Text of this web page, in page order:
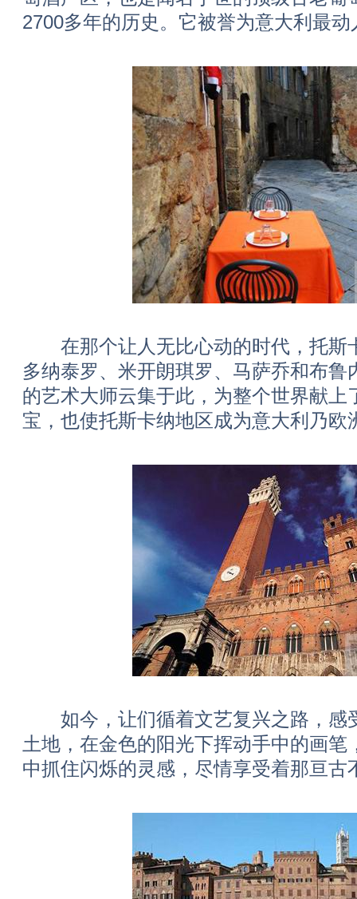
2700多年的历史。它被誉为意大利最动
在那个让人无比心动的时代，托斯
多纳泰罗、米开朗琪罗、马萨乔和布鲁
的艺术大师云集于此，为整个世界献上
宝，也使托斯卡纳地区成为意大利乃欧
如今，让们循着文艺复兴之路，感
土地，在金色的阳光下挥动手中的画笔
中抓住闪烁的灵感，尽情享受着那亘